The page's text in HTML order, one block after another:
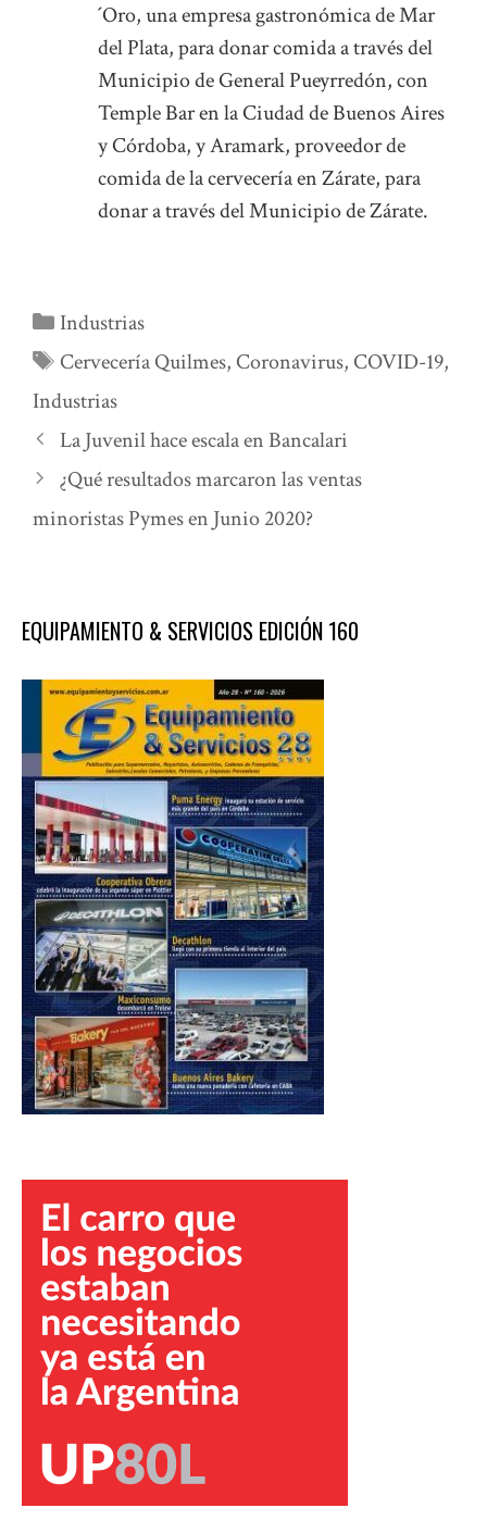
´Oro, una empresa gastronómica de Mar
del Plata, para donar comida a través del
Municipio de General Pueyrredón, con
Temple Bar en la Ciudad de Buenos Aires
y Córdoba, y Aramark, proveedor de
comida de la cervecería en Zárate, para
donar a través del Municipio de Zárate.
Categorías
Industrias
Etiquetas
Cervecería Quilmes, Coronavirus, COVID-19,
Industrias
La Juvenil hace escala en Bancalari
¿Qué resultados marcaron las ventas
minoristas Pymes en Junio 2020?
EQUIPAMIENTO & SERVICIOS EDICIÓN 160